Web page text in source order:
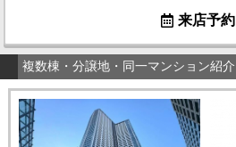
来店予約
複数棟・分譲地・同一マンション紹介